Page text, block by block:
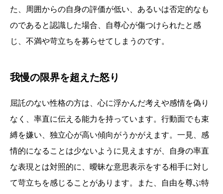
た、周囲からの自身の評価が低い、あるいは否定的なも
のであると認識した場合、自尊心が傷つけられたと感
じ、不満や苛立ちを募らせてしまうのです。
我慢の限界を超えた怒り
屈託のない性格の方は、心に浮かんだ考えや感情を偽り
なく、率直に伝える能力を持っています。行動面でも束
縛を嫌い、独立心が高い傾向がうかがえます。一見、感
情的になることは少ないように見えますが、自身の率直
な表現とは対照的に、曖昧な意思表示をする相手に対し
て苛立ちを感じることがあります。また、自由を尊ぶ特